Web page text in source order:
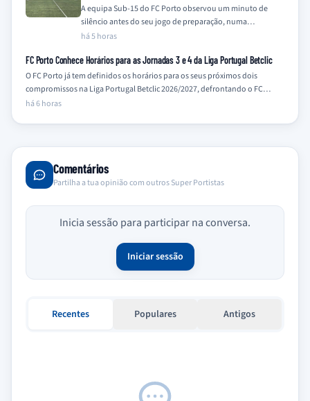
A equipa Sub-15 do FC Porto observou um minuto de
silêncio antes do seu jogo de preparação, numa
homenagem a Jorge Costa…
há 5 horas
FC Porto Conhece Horários para as Jornadas 3 e 4 da Liga Portugal Betclic
O FC Porto já tem definidos os horários para os seus próximos dois
compromissos na Liga Portugal Betclic 2026/2027, defrontando o FC…
há 6 horas
Comentários
Partilha a tua opinião com outros Super Portistas
Inicia sessão para participar na conversa.
Iniciar sessão
Recentes Populares Antigos